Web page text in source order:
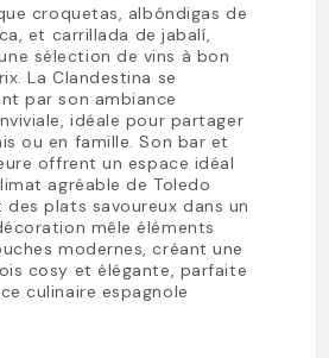
croquetas, albóndigas de
et carrillada de jabalí,
sélection de vins à bon
La Clandestina se
par son ambiance
idéale pour partager
ou en famille. Son bar et
offrent un espace idéal
agréable de Toledo
plats savoureux dans un
mêle éléments
modernes, créant une
cosy et élégante, parfaite
culinaire espagnole